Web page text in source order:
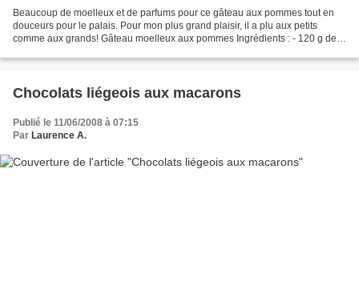
Beaucoup de moelleux et de parfums pour ce gâteau aux pommes tout en
douceurs pour le palais. Pour mon plus grand plaisir, il a plu aux petits
comme aux grands! Gâteau moelleux aux pommes Ingrédients : - 120 g de
Chocolats liégeois aux macarons
Publié le 11/06/2008 à 07:15
Par Laurence A.